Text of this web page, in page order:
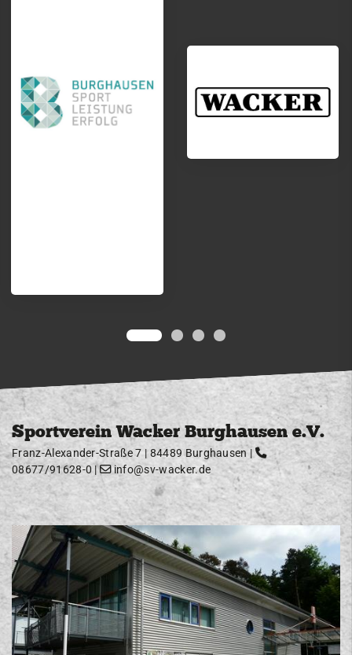
Sportverein Wacker Burghausen e.V.
Franz-Alexander-Straße 7 | 84489 Burghausen |
08677/91628-0 | info@sv-wacker.de